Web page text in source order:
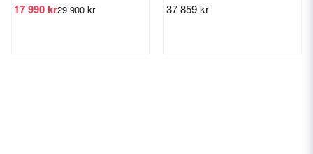
29 900 kr
17 990 kr 37 859 kr